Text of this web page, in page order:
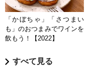
「かぼちゃ」「さつまい
も」のおつまみでワインを
飲もう！【2022】
すべて見る